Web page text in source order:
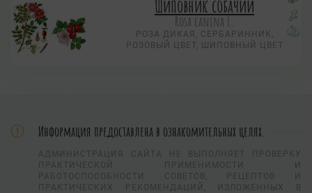
Шиповник собачий
Rosa canina L.
РОЗА ДИКАЯ, СЕРБАРИННИК,
РОЗОВЫЙ ЦВЕТ, ШИПОВНЫЙ ЦВЕТ
Информация предоставлена в ознакомительных целях.
АДМИНИСТРАЦИЯ САЙТА НЕ ВЫПОЛНЯЕТ ПРОВЕРКУ
ПРАКТИЧЕСКОЙ ПРИМЕНИМОСТИ И
РАБОТОСПОСОБНОСТИ СОВЕТОВ, РЕЦЕПТОВ И
ПРАКТИЧЕСКИХ РЕКОМЕНДАЦИЙ, ИЗЛОЖЕННЫХ В